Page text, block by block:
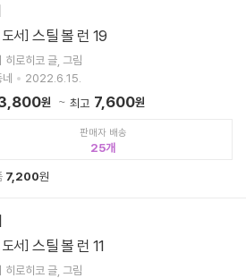
서] 스틸 볼 런 19
히로히코 글, 그림
2022.6.15.
원 최고 7,600원
판매자 배송
25
7,200원
서] 스틸 볼 런 11
히로히코 글, 그림